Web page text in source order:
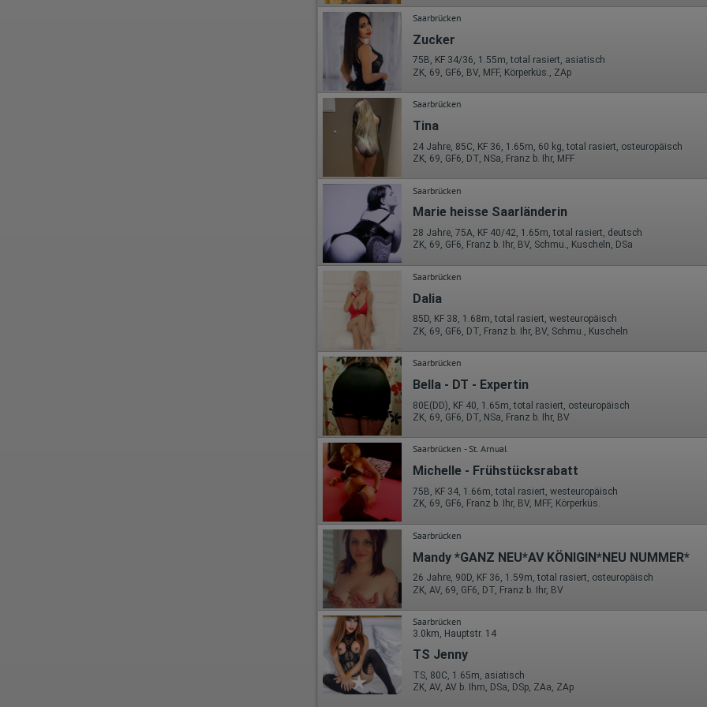
sowie die von dem Browser übermittelte IP-Adresse werden übertragen
und gespeichert. Dabei können aus den verarbeiteten Daten
Nutzungsprofile der Nutzer erstellt werden. Diese Informationen wird
Google gegebenenfalls auch an Dritte übertragen, sofern dies gesetzlich
vorgeschrieben wird oder, soweit Dritte diese Daten im Auftrag von
Google verarbeiten. Die IP-Adresse der Nutzer wird von Google innerhalb
von Mitgliedstaaten der Europäischen Union oder in anderen
Vertragsstaaten des Abkommens über den Europäischen
Wirtschaftsraum gekürzt, dies bedeutet, dass alle Daten anonym
erhoben werden. Nur in Ausnahmefällen wird die volle IP-Adresse an
einen Server von Google in den USA übertragen und dort gekürzt. Die von
dem Browser des Nutzers übermittelte IP-Adresse wird nicht mit anderen
Daten von Google zusammengeführt.
Erhobene Informationen zum Besucherverhalten sind folgende:
Herkunft (Land und Stadt)
Sprache
Betriebssystem
Gerät (PC, Tablet-PC oder Smartphone)
Browser und alle verwendeten Add-ons
Auflösung des Computers
Besucherquelle (Facebook, Suchmaschine oder verweisende
Webseite)
Welche Dateien wurden heruntergeladen?
Welche Videos angeschaut?
Wurden Werbebanner angeklickt?
Wohin ging der Besucher? Klickte er auf weitere Seiten des Portals
oder hat er sie komplett verlassen?
Wie lange blieb der Besucher?
Ort der Verarbeitung:
Europäische Union & USA
Hotjar
Wir nutzen Hotjar als Webanalysedient. Es wird verwendet, um Daten
über das Benutzerverhalten zu sammeln. Hotjar kann auch im Rahmen
von Umfragen und Feedbackfunktionen, die auf unserer Website
eingebunden sind, von Ihnen bereitgestellte Informationen verarbeiten.
Herausgeber:
Hotjar Limited, Malta
Erhobene Daten:
Datum und Uhrzeit des Besuchs
Gerätetyp
Geografischer Standort
IP-Adresse
Mausbewegungen
Besuchte Seiten
Referrer URL
Bildschirmauflösung
Eindeutige Gerätekennung
Saarbrücken
Zucker
75B, KF 34/36, 1.55m, total rasiert, asiatisch
ZK, 69, GF6, BV, MFF, Körperküs., ZAp
Saarbrücken
Tina
24 Jahre, 85C, KF 36, 1.65m, 60 kg, total rasiert, osteuropäisch
ZK, 69, GF6, DT, NSa, Franz b. Ihr, MFF
Saarbrücken
Marie heisse Saarländerin
28 Jahre, 75A, KF 40/42, 1.65m, total rasiert, deutsch
ZK, 69, GF6, Franz b. Ihr, BV, Schmu., Kuscheln, DSa
Saarbrücken
Dalia
85D, KF 38, 1.68m, total rasiert, westeuropäisch
ZK, 69, GF6, DT, Franz b. Ihr, BV, Schmu., Kuscheln
Saarbrücken
Bella - DT - Expertin
80E(DD), KF 40, 1.65m, total rasiert, osteuropäisch
ZK, 69, GF6, DT, NSa, Franz b. Ihr, BV
Saarbrücken - St. Arnual
Michelle - Frühstücksrabatt
75B, KF 34, 1.66m, total rasiert, westeuropäisch
ZK, 69, GF6, Franz b. Ihr, BV, MFF, Körperküs.
Saarbrücken
Mandy *GANZ NEU*AV KÖNIGIN*NEU NUMMER*
26 Jahre, 90D, KF 36, 1.59m, total rasiert, osteuropäisch
ZK, AV, 69, GF6, DT, Franz b. Ihr, BV
Saarbrücken
3.0km, Hauptstr. 14
TS Jenny
TS, 80C, 1.65m, asiatisch
ZK, AV, AV b. Ihm, DSa, DSp, ZAa, ZAp